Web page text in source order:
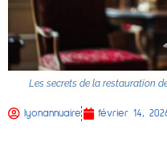
Les secrets de la restauration
lyonannuaire février 14,